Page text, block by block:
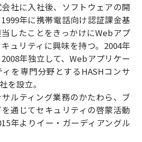
社に入社後、ソフトウェアの開
年に携帯電話向け認証課金基
したことをきっかけにWebアプ
ュリティに興味を持つ。2004年
年独立して、Webアプリケー
を専門分野とするHASHコンサ
を設立。
ルティング業務のかたわら、ブ
通じてセキュリティの啓蒙活動
年よりイー・ガーディアングル